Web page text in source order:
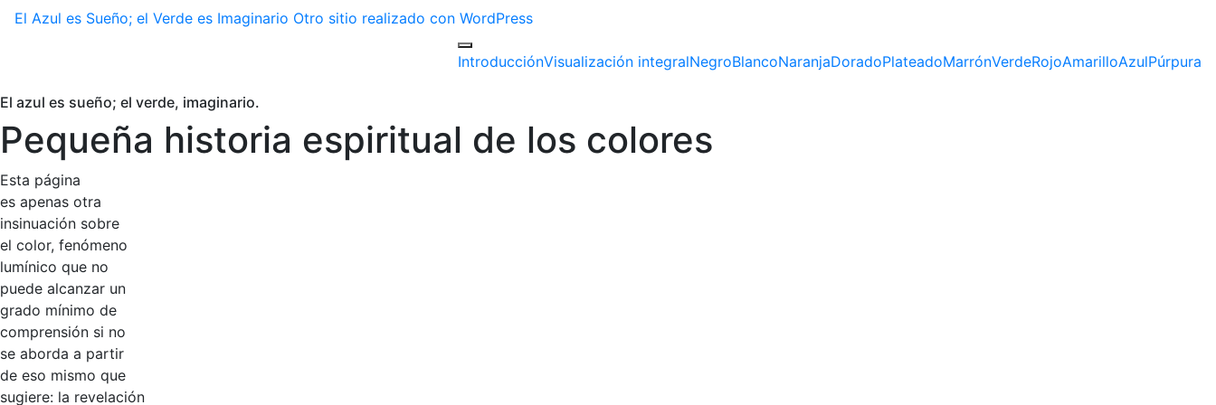
El Azul es Sueño; el Verde es Imaginario Otro sitio realizado con WordPress
IntroducciónVisualización integralNegroBlancoNaranjaDoradoPlateadoMarrónVerdeRojoAmarilloAzulPúrpura
El azul es sueño; el verde, imaginario.
Pequeña historia espiritual de los colores
Esta página
es apenas otra
insinuación sobre
el color, fenómeno
lumínico que no
puede alcanzar un
grado mínimo de
comprensión si no
se aborda a partir
de eso mismo que
sugiere: la revelación